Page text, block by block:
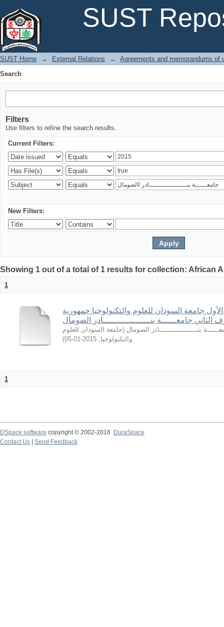
SUST
SUST Home → External Relations →
Agreements and memorandums of
Search
Filters
Use filters to refine the search results.
Current Filters:
New Filters:
Showing 1 out of a total of 1 results for collection: African
1
جامعة السودان للعلوم والتكنولوجيا جمهورية
جامعــــــة بنـــــــــــــــــــادر الصومال
بنـــــــــــــــــــادر الصومال (جامعة السودان للعلوم
والتكنولوجيا,
2015-01-05
)
1
DSpace software copyright © 2002-2016
DuraSpace
Contact Us
Send Feedback